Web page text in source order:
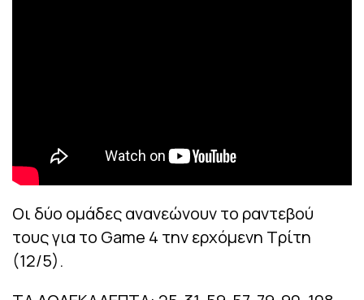
Οι δύο ομάδες ανανεώνουν το ραντεβού
τους για το Game 4 την ερχόμενη Τρίτη
(12/5).